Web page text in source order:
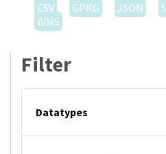
CSV
GPKG JSON
WMS
Filter
Datatypes